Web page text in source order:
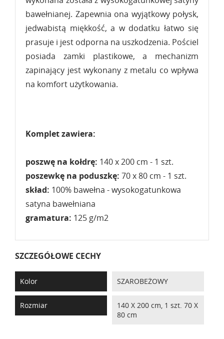
bawełnianej. Zapewnia ona wyjątkowy połysk,
jedwabistą miękkość, a w dodatku łatwo się
prasuje i jest odporna na uszkodzenia. Pościel
posiada zamki plastikowe, a mechanizm
zapinający jest wykonany z metalu co wpływa
na komfort użytkowania.
Komplet zawiera:
poszwę na kołdrę: 140 x 200 cm - 1 szt.
poszewkę na poduszkę: 70 x 80 cm - 1 szt.
skład: 100% bawełna - wysokogatunkowa
satyna bawełniana
gramatura: 125 g/m2
SZCZEGÓŁOWE CECHY
Kolor SZAROBEŻOWY
Rozmiar
140 X 200 cm, 1 szt. 70 X
80 cm